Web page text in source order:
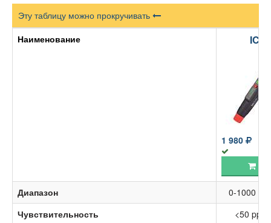
Эту таблицу можно прокручивать
Наименование
IC-
1 980
Диапазон
0-1000
Чувствительность
<50